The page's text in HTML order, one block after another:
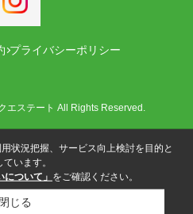
プライバシーポリシー
エステート All Rights Reserved.
状況把握、サービス向上検討を目的と
います。
について」 をご確認ください。
閉じる